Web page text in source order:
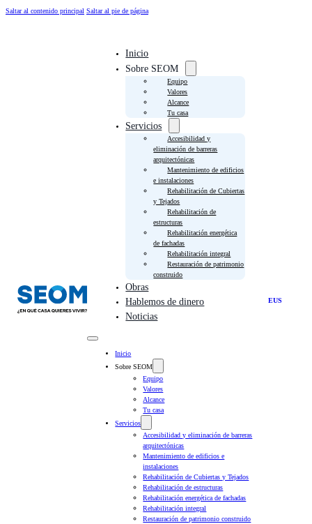
Saltar al contenido principal Saltar al pie de página
Inicio
Sobre SEOM
Equipo
Valores
Alcance
Tu casa
Servicios
Accesibilidad y
eliminación de barreras
arquitectónicas
Mantenimiento de edificios
e instalaciones
Rehabilitación de Cubiertas
y Tejados
Rehabilitación de
estructuras
Rehabilitación energética
de fachadas
Rehabilitación integral
Restauración de patrimonio
construido
Obras
Hablemos de dinero
Noticias
Inicio
Sobre SEOM
Equipo
Valores
Alcance
Tu casa
Servicios
Accesibilidad y eliminación de barreras
arquitectónicas
Mantenimiento de edificios e
instalaciones
Rehabilitación de Cubiertas y Tejados
Rehabilitación de estructuras
Rehabilitación energética de fachadas
Rehabilitación integral
Restauración de patrimonio construido
EUS